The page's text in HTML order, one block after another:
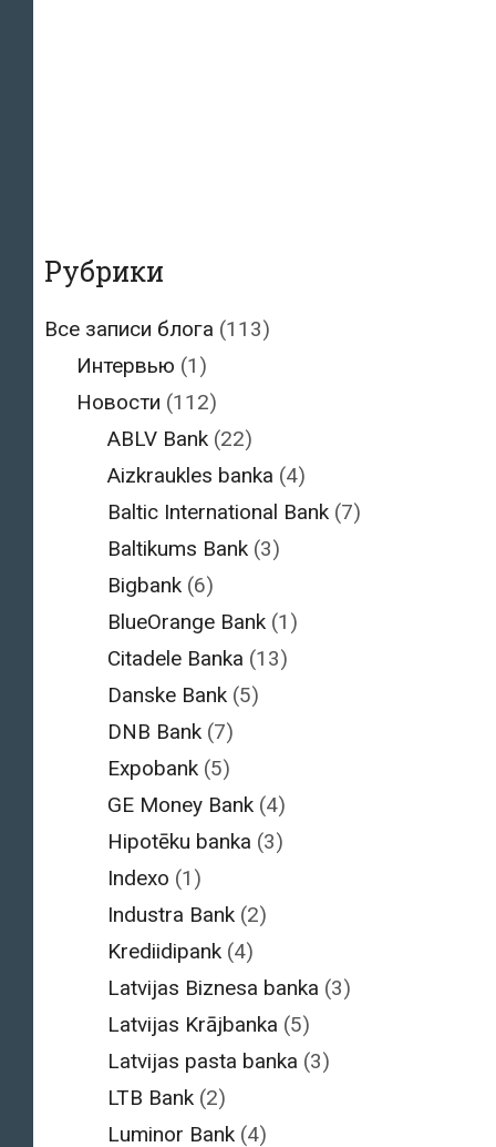
Рубрики
Все записи блога (113)
Интервью (1)
Новости (112)
ABLV Bank (22)
Aizkraukles banka (4)
Baltic International Bank (7)
Baltikums Bank (3)
Bigbank (6)
BlueOrange Bank (1)
Citadele Banka (13)
Danske Bank (5)
DNB Bank (7)
Expobank (5)
GE Money Bank (4)
Hipotēku banka (3)
Indexo (1)
Industra Bank (2)
Krediidipank (4)
Latvijas Biznesa banka (3)
Latvijas Krājbanka (5)
Latvijas pasta banka (3)
LTB Bank (2)
Luminor Bank (4)